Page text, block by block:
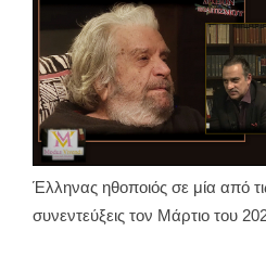
Έλληνας ηθοποιός σε μία από
συνεντεύξεις τον Μάρτιο του